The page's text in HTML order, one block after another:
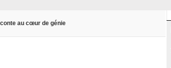
au cœur de génie